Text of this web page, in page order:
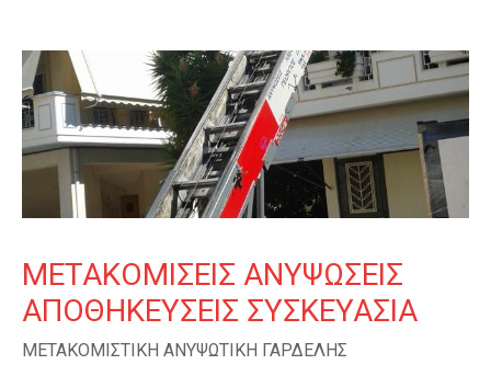
ΜΕΤΑΚΟΜΙΣΕΙΣ ΑΝΥΨΩΣΕΙΣ
ΑΠΟΘΗΚΕΥΣΕΙΣ ΣΥΣΚΕΥΑΣΙΑ
ΜΕΤΑΚΟΜΙΣΤΙΚΗ ΑΝΥΨΩΤΙΚΗ ΓΑΡΔΕΛΗΣ